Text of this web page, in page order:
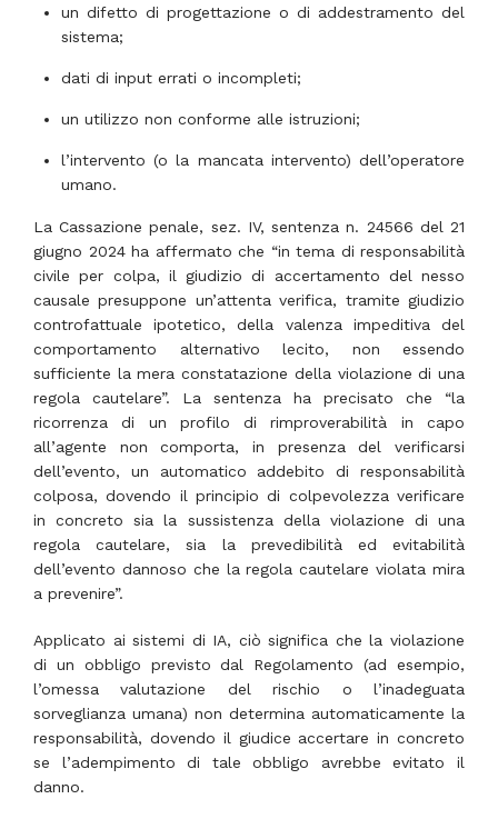
un difetto di progettazione o di addestramento del
sistema;
dati di input errati o incompleti;
un utilizzo non conforme alle istruzioni;
l’intervento (o la mancata intervento) dell’operatore
umano.
La Cassazione penale, sez. IV, sentenza n. 24566 del 21
giugno 2024 ha affermato che “in tema di responsabilità
civile per colpa, il giudizio di accertamento del nesso
causale presuppone un’attenta verifica, tramite giudizio
controfattuale ipotetico, della valenza impeditiva del
comportamento alternativo lecito, non essendo
sufficiente la mera constatazione della violazione di una
regola cautelare”. La sentenza ha precisato che “la
ricorrenza di un profilo di rimproverabilità in capo
all’agente non comporta, in presenza del verificarsi
dell’evento, un automatico addebito di responsabilità
colposa, dovendo il principio di colpevolezza verificare
in concreto sia la sussistenza della violazione di una
regola cautelare, sia la prevedibilità ed evitabilità
dell’evento dannoso che la regola cautelare violata mira
a prevenire”.
Applicato ai sistemi di IA, ciò significa che la violazione
di un obbligo previsto dal Regolamento (ad esempio,
l’omessa valutazione del rischio o l’inadeguata
sorveglianza umana) non determina automaticamente la
responsabilità, dovendo il giudice accertare in concreto
se l’adempimento di tale obbligo avrebbe evitato il
danno.